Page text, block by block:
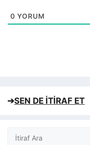
0 YORUM
➔SEN DE İTİRAF ET
Ara